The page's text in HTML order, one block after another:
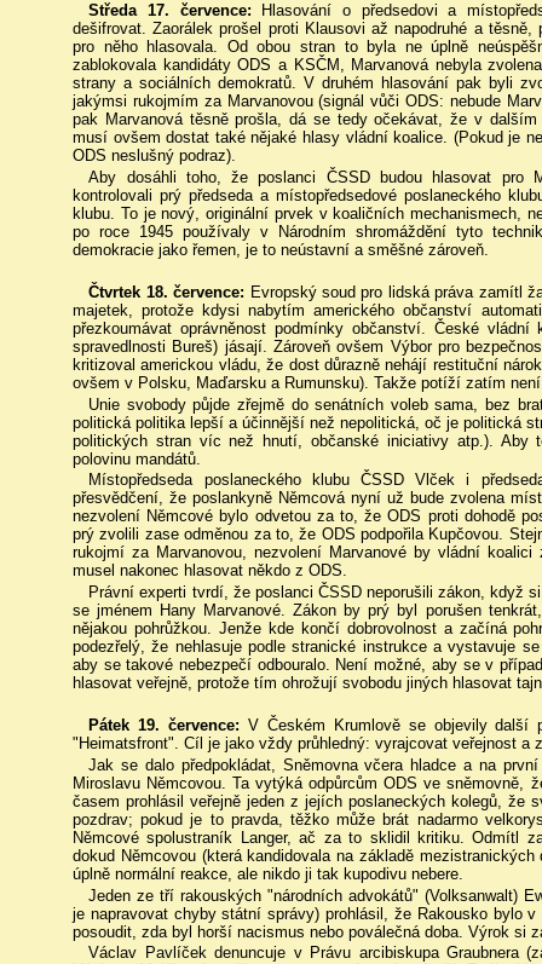
Středa 17. července:
Hlasování o předsedovi a
dešifrovat. Zaorálek prošel proti Klausovi až napodruhé a
pro něho hlasovala. Od obou stran to byla ne úplně
zablokovala kandidáty ODS a KSČM, Marvanová nebyla
strany a sociálních demokratů. V druhém hlasování pak byli
jakýmsi rukojmím za Marvanovou (signál vůči ODS: nebude
pak Marvanová těsně prošla, dá se tedy očekávat, že v
musí ovšem dostat také nějaké hlasy vládní koalice. (Pokud je
ODS neslušný podraz).
Aby dosáhli toho, že poslanci ČSSD budou hlasovat pro
kontrolovali prý předseda a místopředsedové poslaneckého
klubu. To je nový, originální prvek v koaličních mechanismech,
po roce 1945 používaly v Národním shromáždění tyto
demokracie jako řemen, je to neústavní a směšné zároveň.
Čtvrtek 18. července: Evropský soud pro lidská práva zamítl
majetek, protože kdysi nabytím amerického občanství
přezkoumávat oprávněnost podmínky občanství. České
spravedlnosti Bureš) jásají. Zároveň ovšem Výbor pro
kritizoval americkou vládu, že dost důrazně nehájí restituční
ovšem v Polsku, Maďarsku a Rumunsku). Takže potíží zatím
Unie svobody půjde zřejmě do senátních voleb sama, bez
politická politika lepší a účinnější než nepolitická, oč je politická
politických stran víc než hnutí, občanské iniciativy atp.).
polovinu mandátů.
Místopředseda poslaneckého klubu ČSSD Vlček i
přesvědčení, že poslankyně Němcová nyní už bude zvolena
nezvolení Němcové bylo odvetou za to, že ODS proti dohodě
prý zvolili zase odměnou za to, že ODS podpořila Kupčovou.
rukojmí za Marvanovou, nezvolení Marvanové by vládní koalici
musel nakonec hlasovat někdo z ODS.
Právní experti tvrdí, že poslanci ČSSD neporušili zákon, když
se jménem Hany Marvanové. Zákon by prý byl porušen
nějakou pohrůžkou. Jenže kde končí dobrovolnost a začíná
podezřelý, že nehlasuje podle stranické instrukce a vystavuje
aby se takové nebezpečí odbouralo. Není možné, aby se v
hlasovat veřejně, protože tím ohrožují svobodu jiných hlasovat
Pátek 19. července: V Českém Krumlově se objevily další
"Heimatsfront". Cíl je jako vždy průhledný: vyrajcovat veřejnost a
Jak se dalo předpokládat, Sněmovna včera hladce a na
Miroslavu Němcovou. Ta vytýká odpůrcům ODS ve sněmovně,
časem prohlásil veřejně jeden z jejích poslaneckých kolegů, že
pozdrav; pokud je to pravda, těžko může brát nadarmo
Němcové spolustraník Langer, ač za to sklidil kritiku. Odmítl
dokud Němcovou (která kandidovala na základě
úplně normální reakce, ale nikdo ji tak kupodivu nebere.
Jeden ze tří rakouských "národních advokátů" (Volksanwalt)
je napravovat chyby státní správy) prohlásil, že Rakousko bylo
posoudit, zda byl horší nacismus nebo poválečná doba. Výrok si
Václav Pavlíček denuncuje v Právu arcibiskupa Graubnera